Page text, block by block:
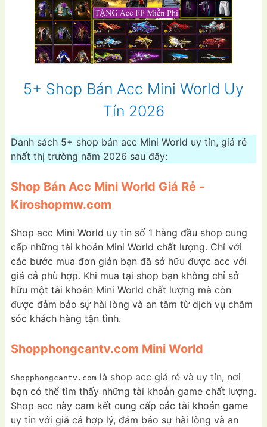
5+ Shop Bán Acc Mini World Uy
Tín 2026
Danh sách 5+ shop bán acc Mini World uy tín, giá rẻ
nhất thị trường năm 2026 sau đây:
Shop Bán Acc Mini World Giá Rẻ -
Kiroshopmw.com
Shop acc Mini World uy tín số 1 hàng đầu shop cung
cấp những tài khoản Mini World chất lượng. Chỉ với
các bước mua đơn giản bạn đã sở hữu được acc với
giá cả phù hợp. Khi mua tại shop bạn không chỉ sở
hữu một tài khoản Mini World chất lượng mà còn
được đảm bảo sự hài lòng và an tâm từ dịch vụ chăm
sóc khách hàng tận tình.
Shopphongcantv.com Mini World
Shopphongcantv.com là shop acc giá rẻ và uy tín, nơi
bạn có thể tìm thấy những tài khoản game chất lượng.
Shop acc này cam kết cung cấp các tài khoản game
uy tín với giá cả hợp lý, đảm bảo sự hài lòng và an